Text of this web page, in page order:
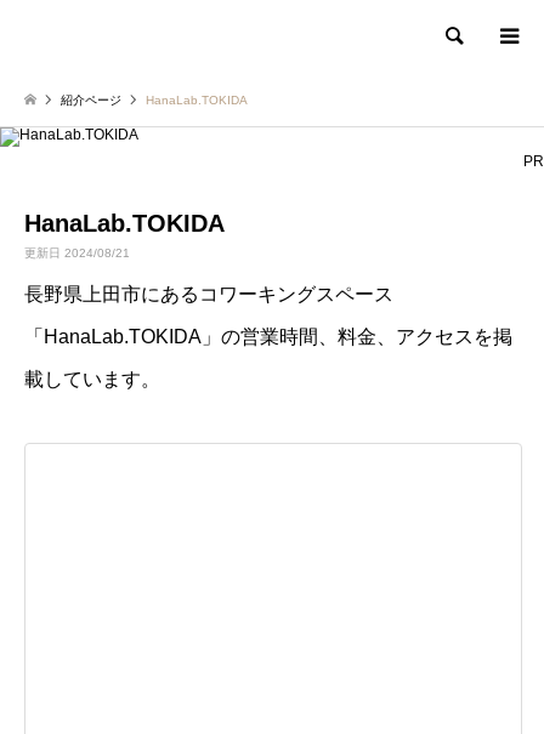
検索
紹介ページ HanaLab.TOKIDA
PR
HanaLab.TOKIDA
更新日 2024/08/21
長野県上田市にあるコワーキングスペース
「HanaLab.TOKIDA」の営業時間、料金、アクセスを掲
載しています。